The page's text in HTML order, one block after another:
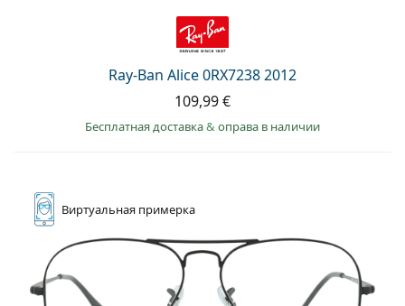
Ray-Ban Alice 0RX7238 2012
109,99 €
Бесплатная доставка& оправа в наличии
Виртуальная примерка